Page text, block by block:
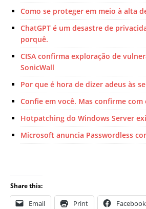
Como se proteger em meio à alta
ChatGPT é um desastre de
porquê.
CISA confirma exploração de
SonicWall
Por que é hora de dizer adeus às
Confie em você. Mas confirme com
Hotpatching do Windows Server
Microsoft anuncia Passwordless
Share this:
Email Print Facebook